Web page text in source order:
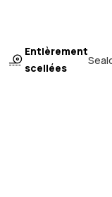
Entièrement
scellées